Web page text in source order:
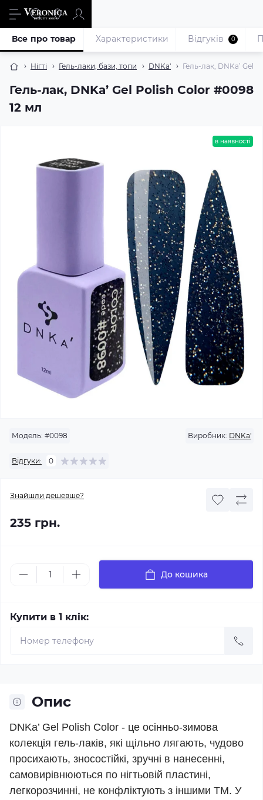
Нігті Гель-лаки, бази, топи DNKa' Гель-лак, DNKa’ Gel
Гель-лак, DNKa’ Gel Polish Color #0098
12 мл
Все про товар Характеристики Відгуків 0
в наявності
Модель: #0098 Виробник: DNKa'
Відгуки: 0
Знайшли дешевше?
235 грн.
До кошика
Купити в 1 клік:
Опис
DNKa’ Gel Polish Color - це осінньо-зимова
колекція гель-лаків, які щільно лягають, чудово
просихають, зносостійкі, зручні в нанесенні,
самовирівнюються по нігтьовій пластині,
легкорозчинні, не конфліктують з іншими ТМ. У